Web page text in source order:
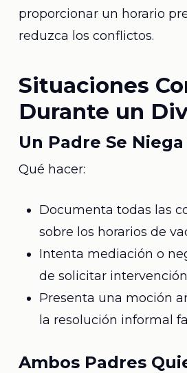
proporcionar un horario
reduzca los conflictos.
Situaciones
Durante un
Un Padre Se
Qué hacer:
Documenta todas las
sobre los horarios de
Intenta mediación o
de solicitar
Presenta una moción
la resolución informal
Ambos Padres